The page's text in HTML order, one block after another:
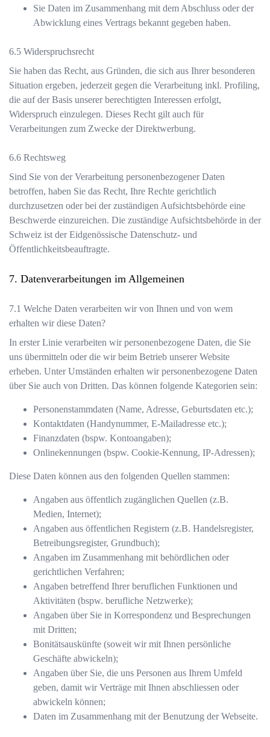
Sie Daten im Zusammenhang mit dem Abschluss oder der
Abwicklung eines Vertrags bekannt gegeben haben.
Widerspruchsrecht
Sie haben das Recht, aus Gründen, die sich aus Ihrer besonderen
Situation ergeben, jederzeit gegen die Verarbeitung inkl. Profiling,
die auf der Basis unserer berechtigten Interessen erfolgt,
Widerspruch einzulegen. Dieses Recht gilt auch für
Verarbeitungen zum Zwecke der Direktwerbung.
Rechtsweg
Sind Sie von der Verarbeitung personenbezogener Daten
betroffen, haben Sie das Recht, Ihre Rechte gerichtlich
durchzusetzen oder bei der zuständigen Aufsichtsbehörde eine
Beschwerde einzureichen. Die zuständige Aufsichtsbehörde in der
Schweiz ist derEidgenössische Datenschutz- und
Öffentlichkeitsbeauftragte.
Datenverarbeitungen im Allgemeinen
Welche Daten verarbeiten wir von Ihnen und von wem
erhalten wir diese Daten?
In erster Linie verarbeiten wir personenbezogene Daten, die Sie
uns übermitteln oder die wir beim Betrieb unserer Website
erheben. Unter Umständen erhalten wir personenbezogene Daten
über Sie auch von Dritten. Das können folgende Kategorien sein:
Personenstammdaten (Name, Adresse, Geburtsdaten etc.);
Kontaktdaten (Handynummer, E-Mailadresse etc.);
Finanzdaten (bspw. Kontoangaben);
Onlinekennungen (bspw. Cookie-Kennung, IP-Adressen);
Diese Daten können aus den folgenden Quellen stammen:
Angaben aus öffentlich zugänglichen Quellen (z.B.
Medien, Internet);
Angaben aus öffentlichen Registern (z.B. Handelsregister,
Betreibungsregister, Grundbuch);
Angaben im Zusammenhang mit behördlichen oder
gerichtlichen Verfahren;
Angaben betreffend Ihrer beruflichen Funktionen und
Aktivitäten (bspw. berufliche Netzwerke);
Angaben über Sie in Korrespondenz und Besprechungen
mit Dritten;
Bonitätsauskünfte (soweit wir mit Ihnen persönliche
Geschäfte abwickeln);
Angaben über Sie, die uns Personen aus Ihrem Umfeld
geben, damit wir Verträge mit Ihnen abschliessen oder
abwickeln können;
Daten im Zusammenhang mit der Benutzung der Webseite.